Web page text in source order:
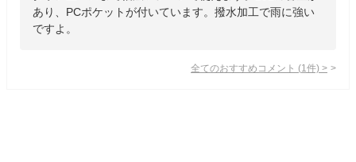
あり、PCポケットが付いています。撥水加工で雨に強い
ですよ。
全てのおすすめコメント (1 件) >